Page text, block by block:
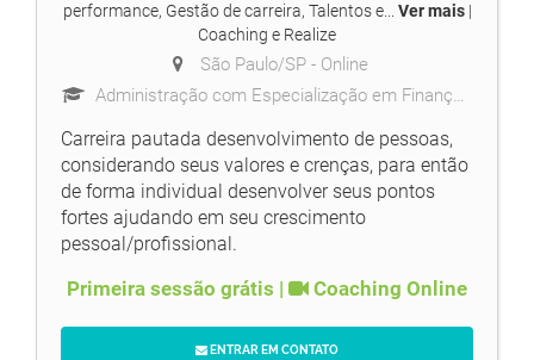
performance, Gestão de carreira, Talentos e... Ver mais |
Coaching e Realize
São Paulo/SP - Online
Administração com Especialização em Finanças / Professional & Self Coach - IBC
Carreira pautada desenvolvimento de pessoas,
considerando seus valores e crenças, para então
de forma individual desenvolver seus pontos
fortes ajudando em seu crescimento
pessoal/profissional.
Primeira sessão grátis | Coaching Online
ENTRAR EM CONTATO